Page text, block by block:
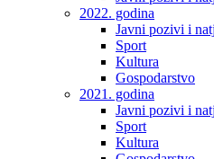
2022. godina
Javni pozivi i
Sport
Kultura
Gospodarstvo
2021. godina
Javni pozivi i
Sport
Kultura